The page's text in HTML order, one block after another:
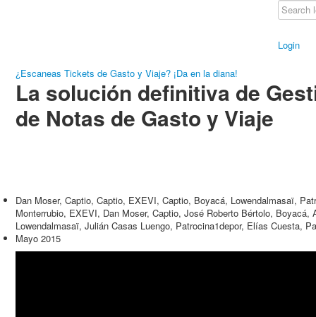
Login
¿Escaneas Tickets de Gasto y Viaje? ¡Da en la diana!
La solución definitiva de
de Notas de Gasto y Viaje
Dan Moser, Captio, Captio, EXEVI, Captio, Boyacá, Lowendalmasaï,
Monterrubio, EXEVI, Dan Moser, Captio, José Roberto Bértolo, Boyacá,
Lowendalmasaï, Julián Casas Luengo, Patrocina1depor, Elías Cuesta,
Mayo 2015